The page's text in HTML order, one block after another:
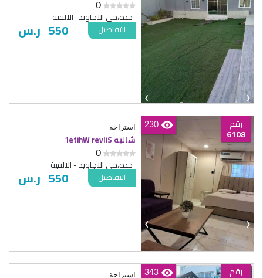
0
جده،حي الاجاويد- الالفية
ر.س 550 التفاصيل
‹ ›
استراحة
شاليه Silver White1
0
جده،حي الاجاويد - الالفية
ر.س 550 التفاصيل
رقم
6108
230
‹ ›
استراحة رقم 343